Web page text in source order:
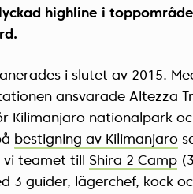
highline i
i slutet av 2015.
ansvarade Altezza
Kilimanjaro nationalpark
bestigning av Kilimanjaro
teamet till Shira 2 Camp
3 guider, lägerchef, kock